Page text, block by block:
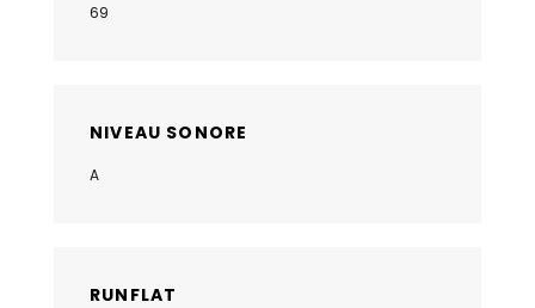
69
NIVEAU SONORE
A
RUNFLAT